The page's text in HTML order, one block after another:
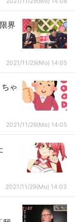
界
2021/11/29(Mo) 14:05
ゃ
2021/11/29(Mo) 14:05
2021/11/29(Mo) 14:03